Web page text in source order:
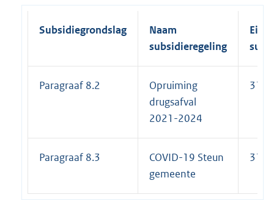
Subsidiegrondslag
Naam
subsidieregeling
Paragraaf 8.2
Opruiming
drugsafval
2021-2024
31-
Paragraaf 8.3
COVID-19 Steun
gemeente
31-